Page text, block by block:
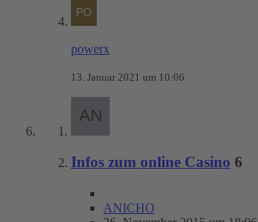
powerx
13. Januar 2021 um 10:06
Infos zum online Casino 6
ANICHO